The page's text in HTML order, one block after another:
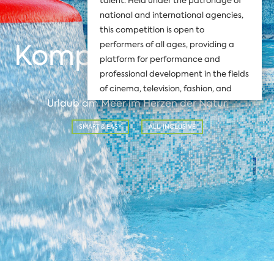
Komplex Orchidea
3*
Urlaub am Meer im Herzen der Natur
SMART & EASY ALL-INCLUSIVE
national and international agencies,
this competition is open to
performers of all ages, providing a
platform for performance and
professional development in the fields
of cinema, television, fashion, and
show business.
> DETAILS ANZEIGEN